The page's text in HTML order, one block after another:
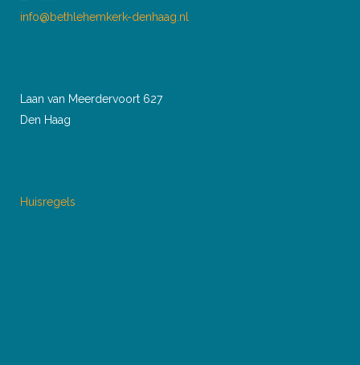
info@bethlehemkerk-denhaag.nl
Laan van Meerdervoort 627
Den Haag
Huisregels